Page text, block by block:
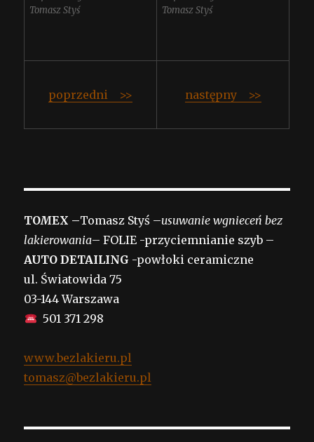
Tomasz Styś
Tomasz Styś
poprzedni >> następny >>
TOMEX –Tomasz Styś –usuwanie wgnieceń bez
lakierowania– FOLIE -przyciemnianie szyb –
AUTO DETAILING -powłoki ceramiczne
ul. Światowida 75
03-144 Warszawa
501 371 298
www.bezlakieru.pl
tomasz@bezlakieru.pl